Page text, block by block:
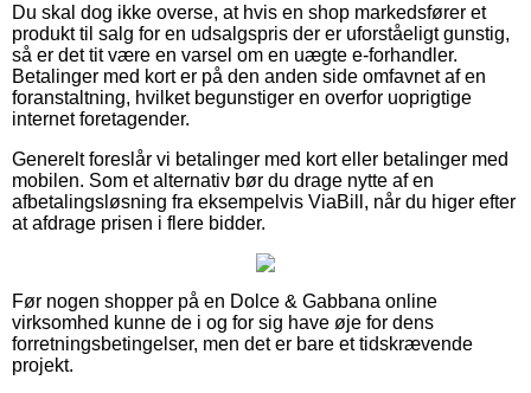
Du skal dog ikke overse, at hvis en shop markedsfører et
produkt til salg for en udsalgspris der er uforståeligt gunstig,
så er det tit være en varsel om en uægte e-forhandler.
Betalinger med kort er på den anden side omfavnet af en
foranstaltning, hvilket begunstiger en overfor uoprigtige
internet foretagender.
Generelt foreslår vi betalinger med kort eller betalinger med
mobilen. Som et alternativ bør du drage nytte af en
afbetalingsløsning fra eksempelvis ViaBill, når du higer efter
at afdrage prisen i flere bidder.
Før nogen shopper på en Dolce & Gabbana online
virksomhed kunne de i og for sig have øje for dens
forretningsbetingelser, men det er bare et tidskrævende
projekt.